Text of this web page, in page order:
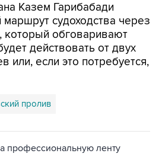
Казем Гарибабади
судоходства через
который обговаривают
действовать от двух
или, если это потребуется,
пролив
профессиональную ленту